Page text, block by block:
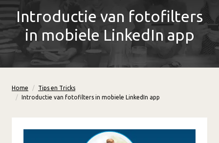
Introductie van fotofilters
in mobiele LinkedIn app
Home
Tips en Tricks
Introductie van fotofilters in mobiele LinkedIn app